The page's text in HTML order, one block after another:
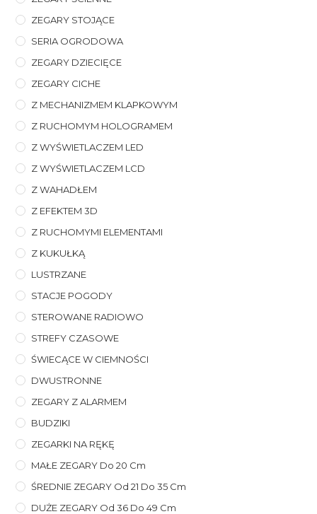
ZEGARY STOJĄCE
SERIA OGRODOWA
ZEGARY DZIECIĘCE
ZEGARY CICHE
Z MECHANIZMEM KLAPKOWYM
Z RUCHOMYM HOLOGRAMEM
Z WYŚWIETLACZEM LED
Z WYŚWIETLACZEM LCD
Z WAHADŁEM
Z EFEKTEM 3D
Z RUCHOMYMI ELEMENTAMI
Z KUKUŁKĄ
LUSTRZANE
STACJE POGODY
STEROWANE RADIOWO
STREFY CZASOWE
ŚWIECĄCE W CIEMNOŚCI
DWUSTRONNE
ZEGARY Z ALARMEM
BUDZIKI
ZEGARKI NA RĘKĘ
MAŁE ZEGARY Do 20 Cm
ŚREDNIE ZEGARY Od 21 Do 35 Cm
DUŻE ZEGARY Od 36 Do 49 Cm